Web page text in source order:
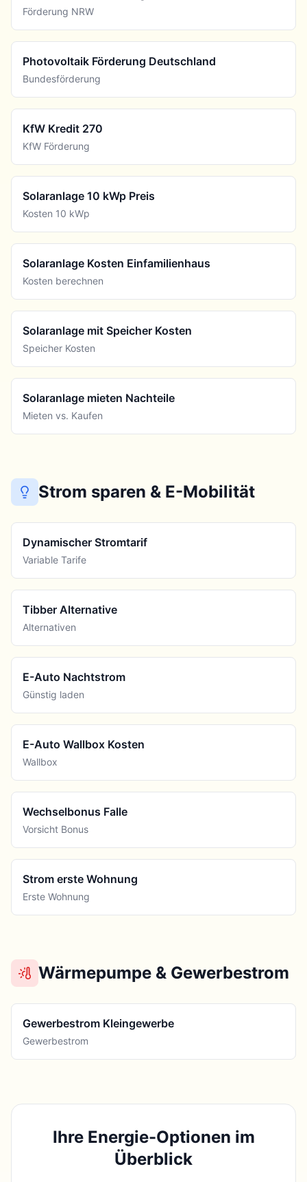
Förderung NRW
Photovoltaik Förderung Deutschland
Bundesförderung
KfW Kredit 270
KfW Förderung
Solaranlage 10 kWp Preis
Kosten 10 kWp
Solaranlage Kosten Einfamilienhaus
Kosten berechnen
Solaranlage mit Speicher Kosten
Speicher Kosten
Solaranlage mieten Nachteile
Mieten vs. Kaufen
Strom sparen & E-Mobilität
Dynamischer Stromtarif
Variable Tarife
Tibber Alternative
Alternativen
E-Auto Nachtstrom
Günstig laden
E-Auto Wallbox Kosten
Wallbox
Wechselbonus Falle
Vorsicht Bonus
Strom erste Wohnung
Erste Wohnung
Wärmepumpe & Gewerbestrom
Gewerbestrom Kleingewerbe
Gewerbestrom
Ihre Energie-Optionen im
Überblick